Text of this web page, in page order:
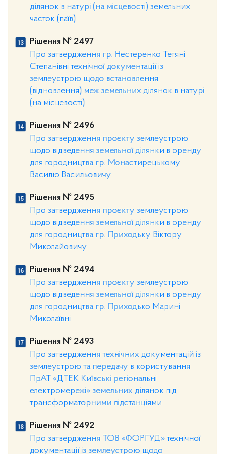
ділянок в натурі (на місцевості) земельних
часток (паїв)
Рішення № 2497
Про затвердження гр. Нестеренко Тетяні
Степанівні технічної документації із
землеустрою щодо встановлення
(відновлення) меж земельних ділянок в натурі
(на місцевості)
Рішення № 2496
Про затвердження проєкту землеустрою
щодо відведення земельної ділянки в оренду
для городництва гр. Монастирецькому
Василю Васильовичу
Рішення № 2495
Про затвердження проєкту землеустрою
щодо відведення земельної ділянки в оренду
для городництва гр. Приходьку Віктору
Миколайовичу
Рішення № 2494
Про затвердження проєкту землеустрою
щодо відведення земельної ділянки в оренду
для городництва гр. Приходько Марині
Миколаївні
Рішення № 2493
Про затвердження технічних документацій із
землеустрою та передачу в користування
ПрАТ «ДТЕК Київські регіональні
електромережі» земельних ділянок під
трансформаторними підстанціями
Рішення № 2492
Про затвердження ТОВ «ФОРГУД» технічної
документації із землеустрою щодо